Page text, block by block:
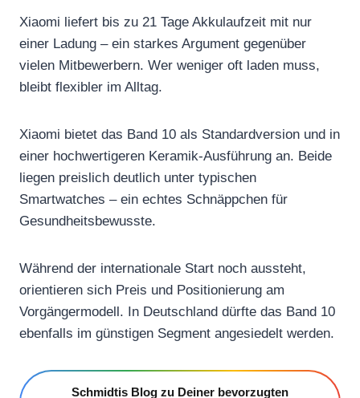
Xiaomi liefert bis zu 21 Tage Akkulaufzeit mit nur
einer Ladung – ein starkes Argument gegenüber
vielen Mitbewerbern. Wer weniger oft laden muss,
bleibt flexibler im Alltag.
Xiaomi bietet das Band 10 als Standardversion und in
einer hochwertigeren Keramik-Ausführung an. Beide
liegen preislich deutlich unter typischen
Smartwatches – ein echtes Schnäppchen für
Gesundheitsbewusste.
Während der internationale Start noch aussteht,
orientieren sich Preis und Positionierung am
Vorgängermodell. In Deutschland dürfte das Band 10
ebenfalls im günstigen Segment angesiedelt werden.
Schmidtis Blog zu Deiner bevorzugten